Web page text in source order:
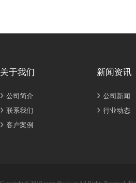
关于我们
公司简介
联系我们
客户案例
新闻资讯
公司新闻
行业动态